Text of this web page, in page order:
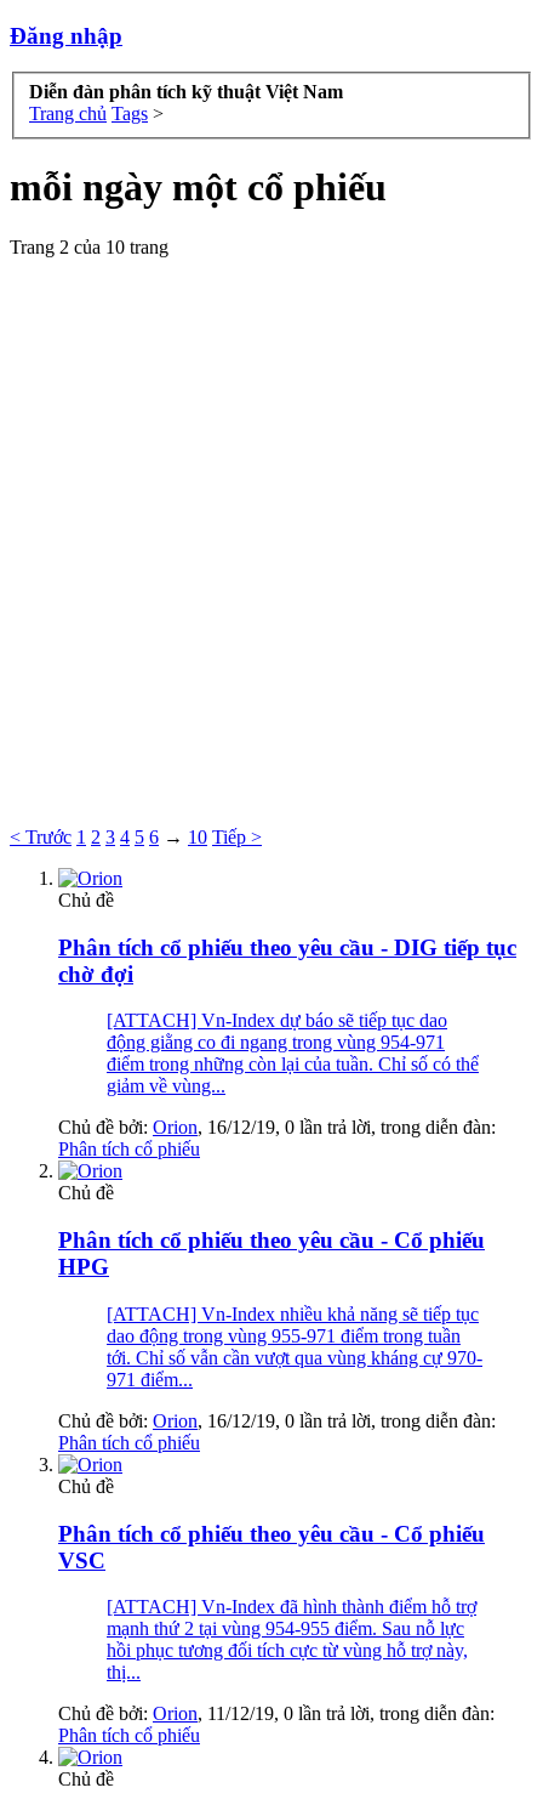
Đăng nhập
Diễn đàn phân tích kỹ thuật Việt Nam
Trang chủ Tags >
mỗi ngày một cổ phiếu
Trang 2 của 10 trang
< Trước 1 2 3 4 5 6 → 10 Tiếp >
Chủ đề
Phân tích cổ phiếu theo yêu cầu - DIG tiếp tục
chờ đợi
[ATTACH] Vn-Index dự báo sẽ tiếp tục dao
động giằng co đi ngang trong vùng 954-971
điểm trong những còn lại của tuần. Chỉ số có thể
giảm về vùng...
Chủ đề bởi: Orion, 16/12/19, 0 lần trả lời, trong diễn đàn:
Phân tích cổ phiếu
Chủ đề
Phân tích cổ phiếu theo yêu cầu - Cổ phiếu
HPG
[ATTACH] Vn-Index nhiều khả năng sẽ tiếp tục
dao động trong vùng 955-971 điểm trong tuần
tới. Chỉ số vẫn cần vượt qua vùng kháng cự 970-
971 điểm...
Chủ đề bởi: Orion, 16/12/19, 0 lần trả lời, trong diễn đàn:
Phân tích cổ phiếu
Chủ đề
Phân tích cổ phiếu theo yêu cầu - Cổ phiếu
VSC
[ATTACH] Vn-Index đã hình thành điểm hỗ trợ
mạnh thứ 2 tại vùng 954-955 điểm. Sau nỗ lực
hồi phục tương đối tích cực từ vùng hỗ trợ này,
thị...
Chủ đề bởi: Orion, 11/12/19, 0 lần trả lời, trong diễn đàn:
Phân tích cổ phiếu
Chủ đề